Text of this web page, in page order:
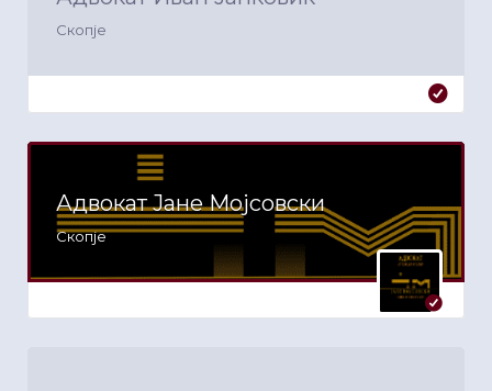
Скопје
Адвокат Јане Мојсовски
Скопје